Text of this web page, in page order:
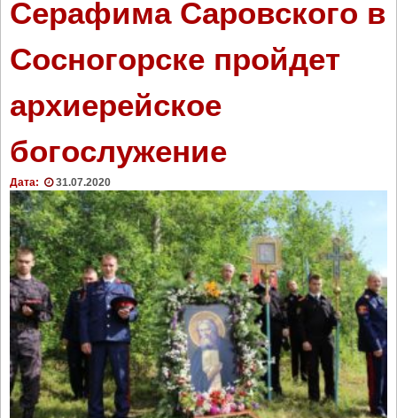
Серафима Саровского в
Сосногорске пройдет
архиерейское
богослужение
Дата: 31.07.2020